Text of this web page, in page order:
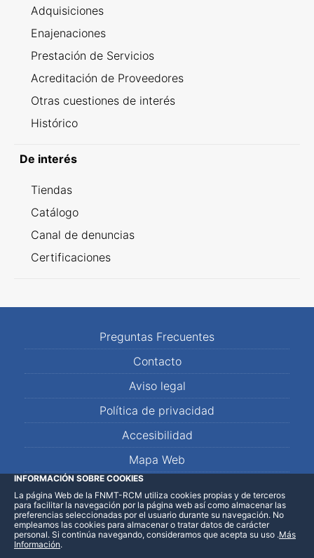
Adquisiciones
Enajenaciones
Prestación de Servicios
Acreditación de Proveedores
Otras cuestiones de interés
Histórico
De interés
Tiendas
Catálogo
Canal de denuncias
Certificaciones
Preguntas Frecuentes
Contacto
Aviso legal
Política de privacidad
Accesibilidad
Mapa Web
LinkedInFacebookWhatsApp
INFORMACIÓN SOBRE COOKIES
La página Web de la FNMT-RCM utiliza cookies propias y de terceros
para facilitar la navegación por la página web así como almacenar las
preferencias seleccionadas por el usuario durante su navegación. No
empleamos las cookies para almacenar o tratar datos de carácter
personal. Si continúa navegando, consideramos que acepta su uso .Más
Información.